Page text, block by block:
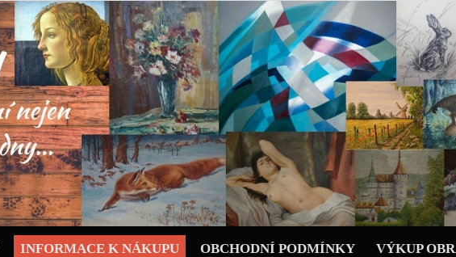
INFORMACE K NÁKUPU OBCHODNÍ PODMÍNKY VÝKUP